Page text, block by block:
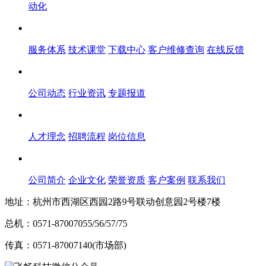
动化
服务体系 技术课堂 下载中心 客户维修查询 在线反馈
公司动态 行业资讯 专题报道
人才理念 招聘流程 岗位信息
公司简介 企业文化 荣誉资质 客户案例 联系我们
地址：杭州市西湖区西园2路9号联动创意园2号楼7楼
总机：0571-87007055/56/57/75
传真：0571-87007140(市场部)